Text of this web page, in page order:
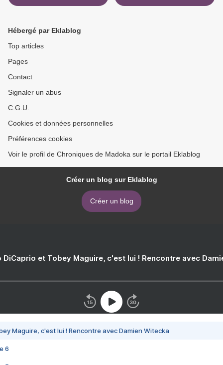
folie >
Hébergé par Eklablog
Top articles
Pages
Contact
Signaler un abus
C.G.U.
Cookies et données personnelles
Préférences cookies
Voir le profil de Chroniques de Madoka sur le portail Eklablog
Créer un blog sur Eklablog
Créer un blog
DiCaprio et Tobey Maguire, c'est lui ! Rencontre avec
Maguire, c'est lui ! Rencontre avec Damien Witecka
6